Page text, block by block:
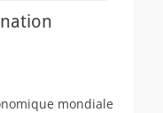
mondiale